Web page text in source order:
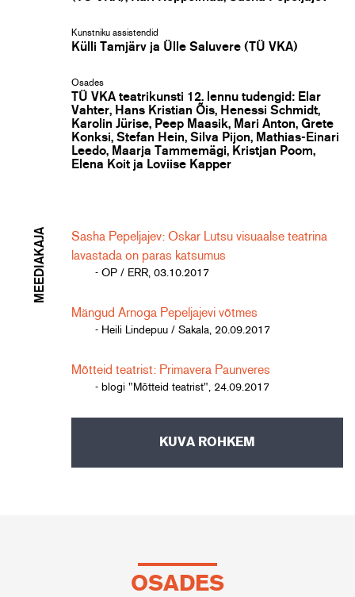
Kunstniku assistendid
Külli Tamjärv ja Ülle Saluvere (TÜ VKA)
Osades
TÜ VKA teatrikunsti 12. lennu tudengid: Elar
Vahter, Hans Kristian Õis, Henessi Schmidt,
Karolin Jürise, Peep Maasik, Mari Anton, Grete
Konksi, Stefan Hein, Silva Pijon, Mathias-Einari
Leedo, Maarja Tammemägi, Kristjan Poom,
Elena Koit ja Loviise Kapper
MEEDIAKAJA
Sasha Pepeljajev: Oskar Lutsu visuaalse teatrina
lavastada on paras katsumus
- OP / ERR, 03.10.2017
Mängud Arnoga Pepeljajevi võtmes
- Heili Lindepuu / Sakala, 20.09.2017
Mõtteid teatrist: Primavera Paunveres
- blogi "Mõtteid teatrist", 24.09.2017
KUVA ROHKEM
OSADES